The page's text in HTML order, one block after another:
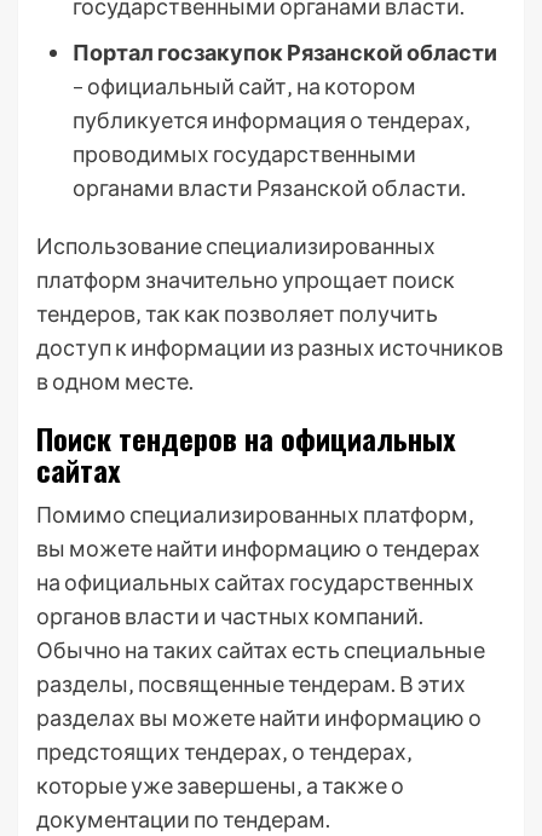
государственными органами власти.
Портал госзакупок Рязанской области
– официальный сайт‚ на котором
публикуется информация о тендерах‚
проводимых государственными
органами власти Рязанской области.
Использование специализированных
платформ значительно упрощает поиск
тендеров‚ так как позволяет получить
доступ к информации из разных источников
в одном месте.
Поиск тендеров на официальных
сайтах
Помимо специализированных платформ‚
вы можете найти информацию о тендерах
на официальных сайтах государственных
органов власти и частных компаний.
Обычно на таких сайтах есть специальные
разделы‚ посвященные тендерам. В этих
разделах вы можете найти информацию о
предстоящих тендерах‚ о тендерах‚
которые уже завершены‚ а также о
документации по тендерам.